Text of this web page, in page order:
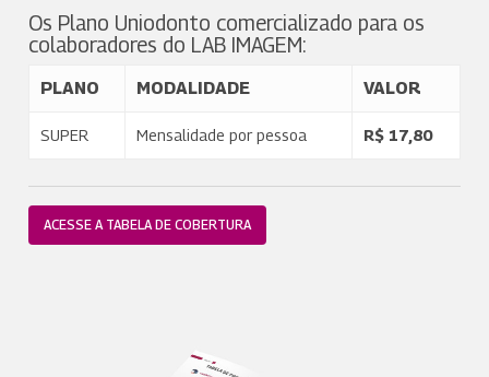
Os Plano Uniodonto comercializado para os
colaboradores do LAB IMAGEM:
PLANO MODALIDADE VALOR
SUPER Mensalidade por pessoa R$ 17,80
ACESSE A TABELA DE COBERTURA